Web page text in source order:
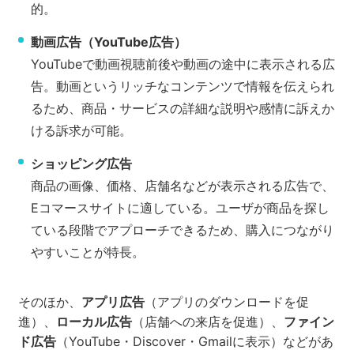
的。
動画広告（YouTube広告）
YouTubeで動画視聴前後や動画の途中に表示される広
告。動画というリッチなコンテンツで情報を伝えられ
るため、商品・サービスの詳細な説明や感情に訴えか
ける訴求が可能。
ショッピング広告
商品の画像、価格、店舗名などが表示される広告で、
Eコマースサイトに適している。ユーザが商品を探し
ている段階でアプローチできるため、購入につながり
やすいことが特長。
そのほか、 アプリ広告（アプリのダウンロードを促
進）、
ローカル広告（店舗への来店を促進）、 ファイン
ド広告（YouTube・Discover・Gmailに表示）などがあ